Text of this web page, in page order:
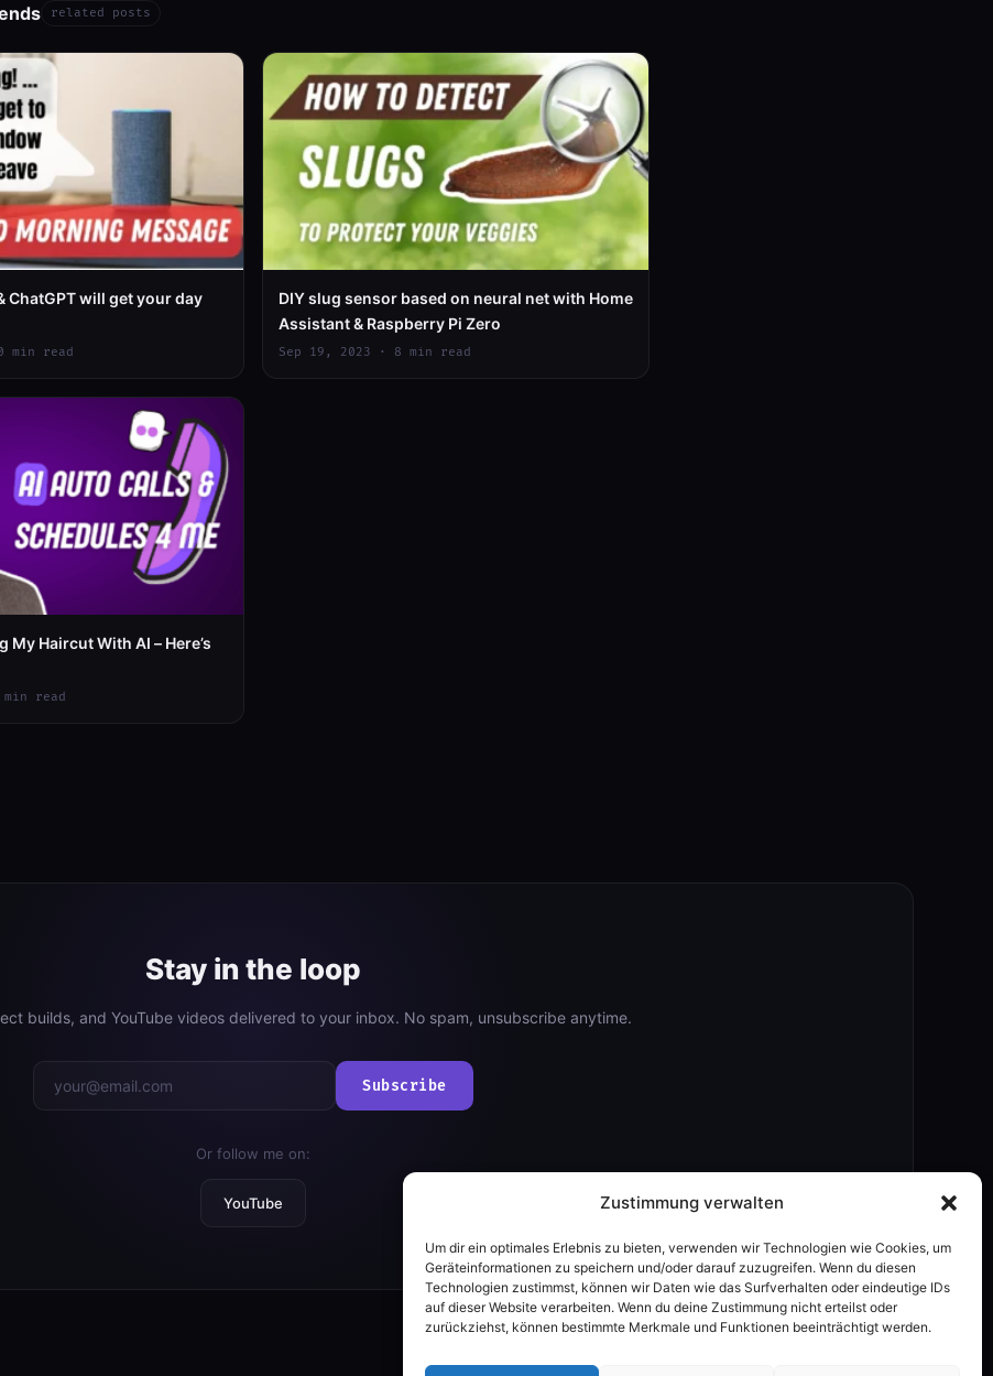
Zustimmung verwalten
Um dir ein optimales Erlebnis zu bieten, verwenden wir Technologien wie Cookies, um
Geräteinformationen zu speichern und/oder darauf zuzugreifen. Wenn du diesen
Technologien zustimmst, können wir Daten wie das Surfverhalten oder eindeutige IDs
auf dieser Website verarbeiten. Wenn du deine Zustimmung nicht erteilst oder
zurückziehst, können bestimmte Merkmale und Funktionen beeinträchtigt werden.
related posts
ChatGPT will get your day
min read
DIY slug sensor based on neural net with Home
Assistant & Raspberry Pi Zero
Sep 19, 2023 · 8 min read
My Haircut With AI – Here’s
read
Stay in the loop
builds, and YouTube videos delivered to your inbox. No spam, unsubscribe anytime.
Subscribe
Or follow me on:
YouTube